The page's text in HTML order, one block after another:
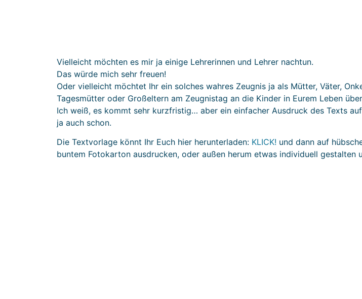
Vielleicht möchten es mir ja einige Lehrerinnen und Lehrer nachtun.
Das würde mich sehr freuen!
Oder vielleicht möchtet Ihr ein solches wahres Zeugnis ja als Mütter, Väter,
Tagesmütter oder Großeltern am Zeugnistag an die Kinder in Eurem Leben
Ich weiß, es kommt sehr kurzfristig… aber ein einfacher Ausdruck des Texts
ja auch schon.
Die Textvorlage könnt Ihr Euch hier herunterladen: KLICK! und dann auf
buntem Fotokarton ausdrucken, oder außen herum etwas individuell gestalten